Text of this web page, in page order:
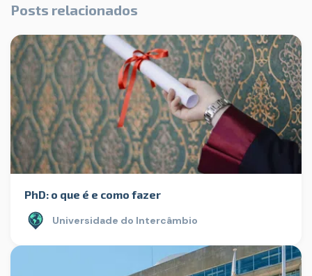
Posts relacionados
PhD: o que é e como fazer
Universidade do Intercâmbio